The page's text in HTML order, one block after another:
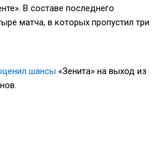
В составе последнего
матча, в которых пропустил три
шансы «Зенита» на выход из